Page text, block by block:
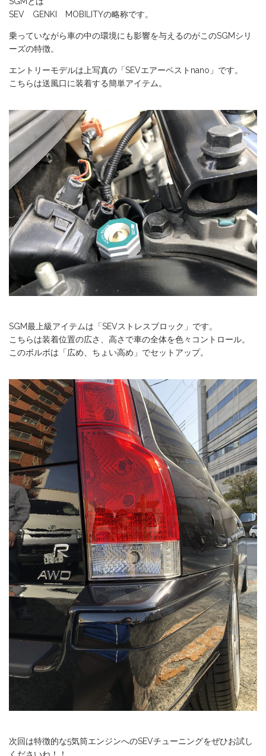
SEV GENKI MOBILITYの略称です。
乗っていながら車の中の環境にも影響を与えるのがこのSGMシリ
ーズの特徴。
エントリーモデルは上写真の「SEVエアーベストnano」です。
こちらは送風口に装着する簡単アイテム。
SGM最上級アイテムは「SEVストレスブロック」です。
こちらは装着位置の広さ、高さで車の全体を色々コントロール。
このボルボは「広め、ちょい高め」でセットアップ。
次回は特徴的な5気筒エンジンへのSEVチューニングをぜひお試し
くださいね！！